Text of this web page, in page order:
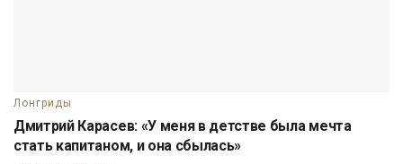
Лонгриды
Дмитрий Карасев: «У меня в детстве была мечта
стать капитаном, и она сбылась»